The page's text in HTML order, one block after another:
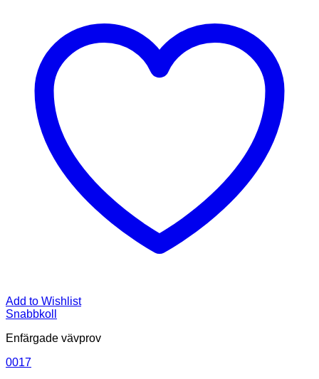
Add to Wishlist
Snabbkoll
Enfärgade vävprov
0017